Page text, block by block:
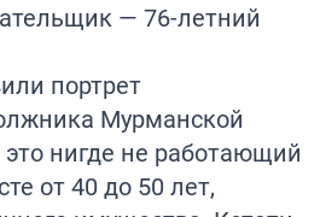
— 76-летний
портрет
Мурманской
нигде не работающий
от 40 до 50 лет,